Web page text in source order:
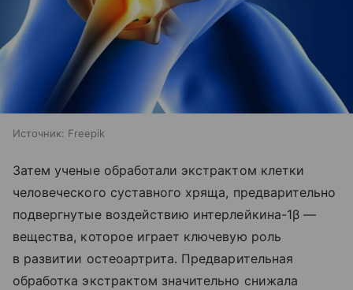
Источник: Freepik
Затем ученые обработали экстрактом клетки
человеческого суставного хряща, предварительно
подвергнутые воздействию интерлейкина-1β —
вещества, которое играет ключевую роль
в развитии остеоартрита. Предварительная
обработка экстрактом значительно снижала